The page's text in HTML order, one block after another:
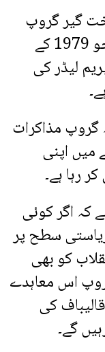
گیر گروپ
’پائیداری فرنٹ‘ بھی سرگرم ہے، جو 1979 کے
لیڈر کی
گروپ مذاکرات
اپنی
رہا ہے۔
کہ اگر کوئی
سطح پر
کو بھی
اس معاہدے
کی
گے۔